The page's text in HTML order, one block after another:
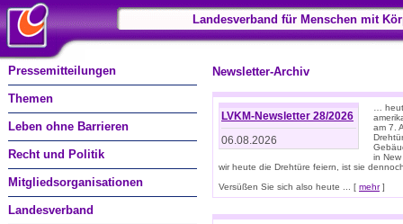
Landesverband für Menschen mit
Pressemitteilungen
Themen
Leben ohne Barrieren
Recht und Politik
Mitgliedsorganisationen
Landesverband
Newsletter-Archiv
LVKM-Newsletter 28/2026
06.08.2026
…
am 7.
in
wir heute die Drehtüre feiern, ist sie
Versüßen Sie sich also heute ... [ mehr]